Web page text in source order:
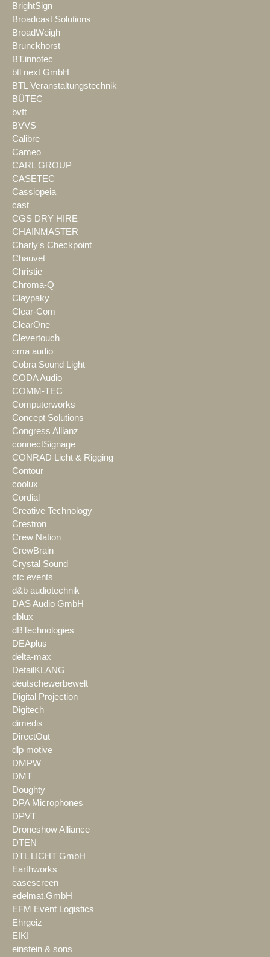
BrightSign
Broadcast Solutions
BroadWeigh
Brunckhorst
BT.innotec
btl next GmbH
BTL Veranstaltungstechnik
BÜTEC
bvft
BVVS
Calibre
Cameo
CARL GROUP
CASETEC
Cassiopeia
cast
CGS DRY HIRE
CHAINMASTER
Charly's Checkpoint
Chauvet
Christie
Chroma-Q
Claypaky
Clear-Com
ClearOne
Clevertouch
cma audio
Cobra Sound Light
CODA Audio
COMM-TEC
Computerworks
Concept Solutions
Congress Allianz
connectSignage
CONRAD Licht & Rigging
Contour
coolux
Cordial
Creative Technology
Crestron
Crew Nation
CrewBrain
Crystal Sound
ctc events
d&b audiotechnik
DAS Audio GmbH
dblux
dBTechnologies
DEAplus
delta-max
DetailKLANG
deutschewerbewelt
Digital Projection
Digitech
dimedis
DirectOut
dlp motive
DMPW
DMT
Doughty
DPA Microphones
DPVT
Droneshow Alliance
DTEN
DTL LICHT GmbH
Earthworks
easescreen
edelmat.GmbH
EFM Event Logistics
Ehrgeiz
EIKI
einstein & sons